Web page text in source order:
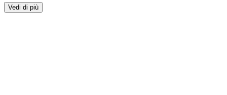
Vedi di più